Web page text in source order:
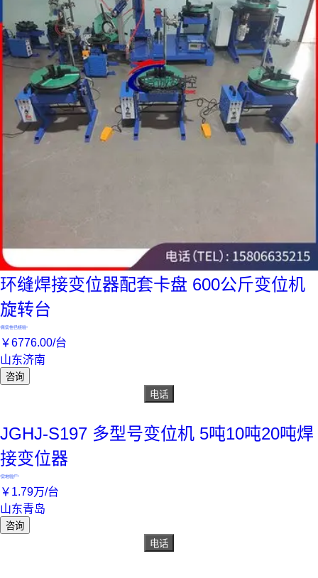
环缝焊接变位器配套卡盘 600公斤变位机
旋转台
真实性已核验
￥6776.00/台
山东济南
咨询
电话
JGHJ-S197 多型号变位机 5吨10吨20吨焊
接变位器
实地验厂
￥ 1.79万/台
山东青岛
咨询
电话